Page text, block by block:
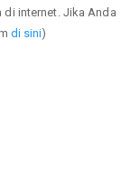
di internet. Jika Anda
di sini)